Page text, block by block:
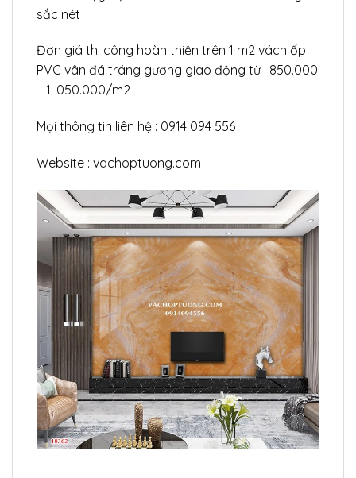
sắc nét
Đơn giá thi công hoàn thiện trên 1 m2 vách ốp
PVC vân đá tráng gương giao động từ : 850.000
– 1. 050.000/m2
Mọi thông tin liên hệ : 0914 094 556
Website : vachoptuong.com